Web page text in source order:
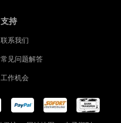
支持
联系我们
常见问题解答
工作机会